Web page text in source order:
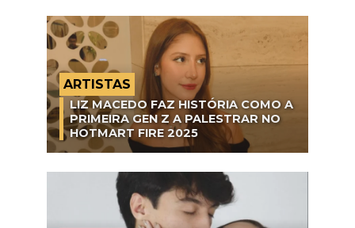
ARTISTAS
LIZ MACEDO FAZ HISTÓRIA COMO A
PRIMEIRA GEN Z A PALESTRAR NO
HOTMART FIRE 2025